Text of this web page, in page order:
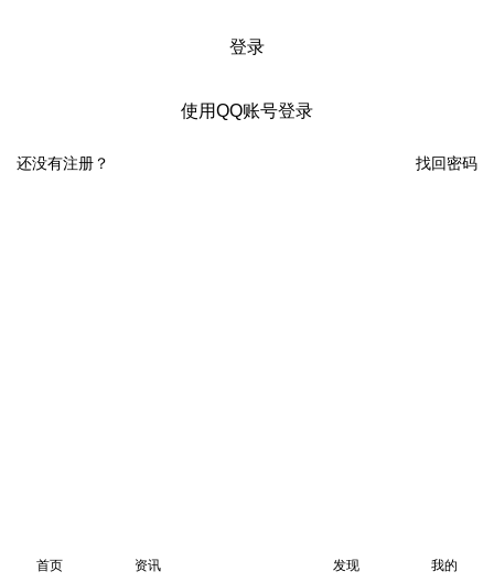
登录
使用QQ账号登录
找回密码
还没有注册？
首页 资讯 发现 我的